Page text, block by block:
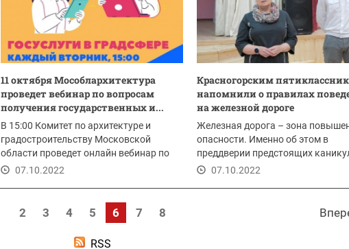
11 октября Мособлархитектура
проведет вебинар по вопросам
получения государственных и...
В 15:00 Комитет по архитектуре и
градостроительству Московской
области проведет онлайн вебинар по
вопросам получения...
07.10.2022
Красногорским
напомнили о правилах
на железной дороге
Железная дорога – зона
опасности. Именно об этом в
преддверии предстоящих
напомнили учащимся...
07.10.2022
2 3 4 5 6 7 8
RSS